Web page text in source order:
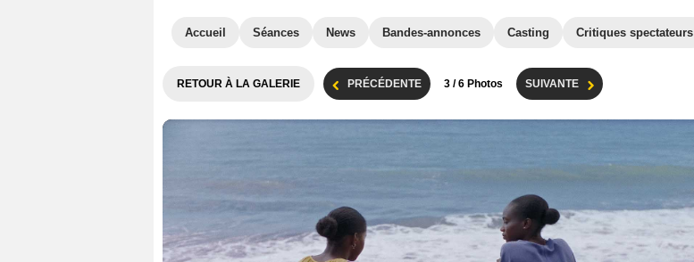
Accueil Séances News Bandes-annonces Casting Critiques spectateurs
RETOUR À LA GALERIE PRÉCÉDENTE 3 / 6 Photos SUIVANTE